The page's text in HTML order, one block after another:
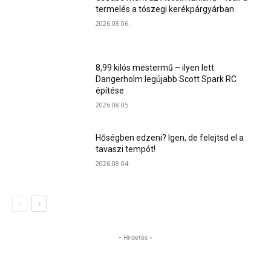
termelés a tószegi kerékpárgyárban
2026.08.06.
8,99 kilós mestermű – ilyen lett
Dangerholm legújabb Scott Spark RC
építése
2026.08.05.
Hőségben edzeni? Igen, de felejtsd el a
tavaszi tempót!
2026.08.04.
- Hirdetés -